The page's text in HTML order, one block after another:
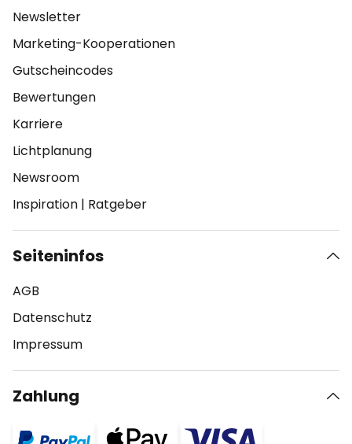
Newsletter
Marketing-Kooperationen
Gutscheincodes
Bewertungen
Karriere
Lichtplanung
Newsroom
Inspiration | Ratgeber
Seiteninfos
AGB
Datenschutz
Impressum
Zahlung